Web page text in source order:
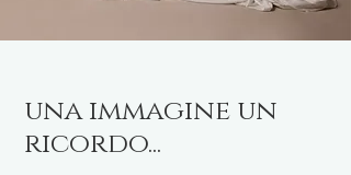
una immagine un
ricordo...